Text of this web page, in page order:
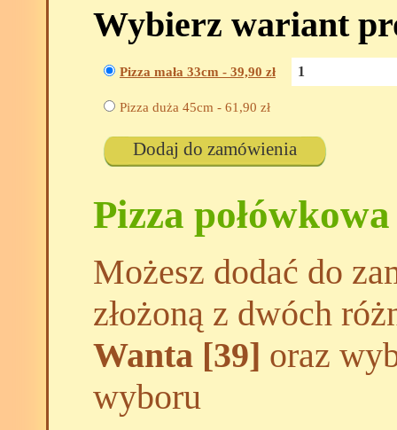
Wybierz wariant
Pizza mała 33cm - 39,90 zł
Pizza duża 45cm - 61,90 zł
Dodaj do zamówienia
Pizza połówkowa
Możesz dodać do
złożoną z dwóch
Wanta [39] oraz
wyboru